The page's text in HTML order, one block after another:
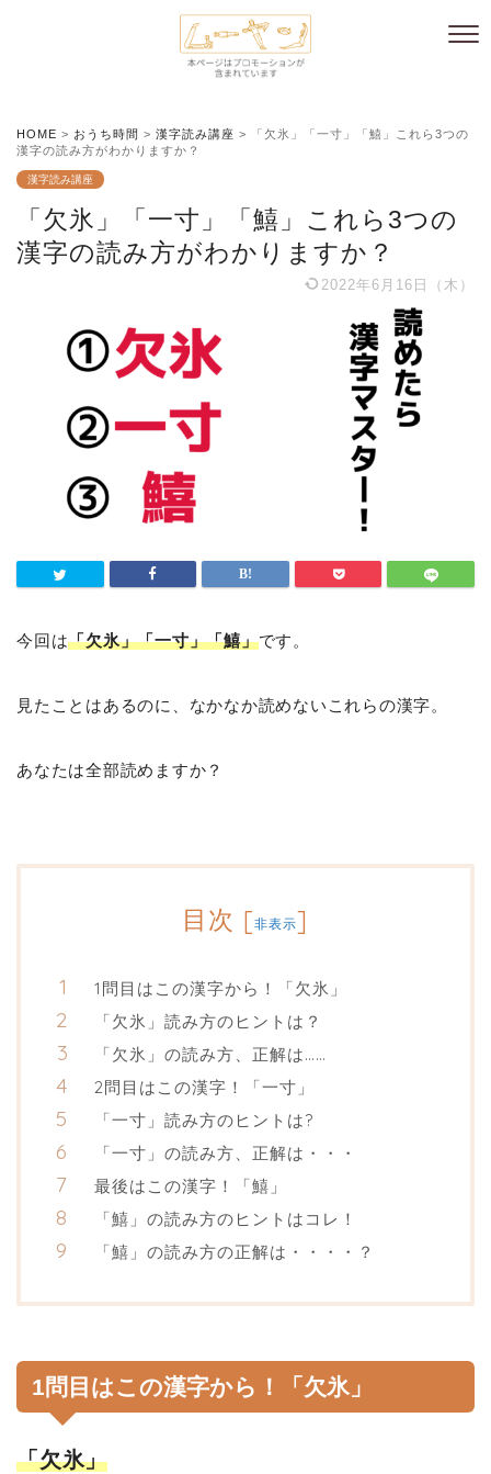
HOME > おうち時間 > 漢字読み講座 >
「欠氷」「一寸」「鱚」これら3つの
漢字の読み方がわかりますか？
漢字読み講座
「欠氷」「一寸」「鱚」これら3つの
漢字の読み方がわかりますか？
2022年6月16日（木）
今回は「欠氷」「一寸」「鱚」です。
見たことはあるのに、なかなか読めないこれらの漢字。
あなたは全部読めますか？
目次 [非表示]
1問目はこの漢字から！「欠氷」
「欠氷」読み方のヒントは？
「欠氷」の読み方、正解は……
2問目はこの漢字！「一寸」
「一寸」読み方のヒントは?
「一寸」の読み方、正解は・・・
最後はこの漢字！「鱚」
「鱚」の読み方のヒントはコレ！
「鱚」の読み方の正解は・・・・？
1問目はこの漢字から！「欠氷」
「欠氷」